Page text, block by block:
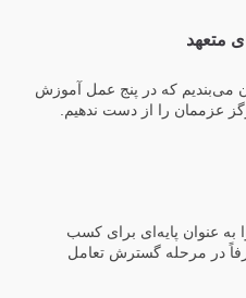
متعهد
می‌بندیم که در پنج عمل آموزش
عزممان را از دست ندهیم.
به عنوان پایه‌ای برای کسب
در مرحله گسترش تعامل